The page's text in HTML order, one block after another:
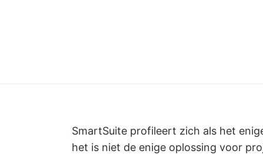
SmartSuite profileert zich als het
het is niet de enige oplossing voor